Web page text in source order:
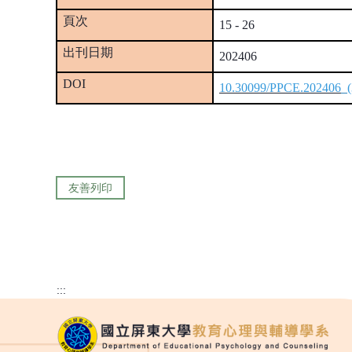
頁次 15 - 26
出刊日期 202406
DOI 10.30099/
友善列印
:::